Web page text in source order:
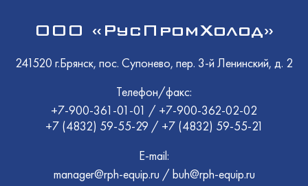
ООО «РусПромХолод»
241520 г.Брянск, пос. Супонево, пер. 3-й Ленинский, д. 2
Телефон/факс:
+7-900-361-01-01 / +7-900-362-02-02
+7 (4832) 59-55-29 / +7 (4832) 59-55-21
E-mail:
manager@rph-equip.ru / buh@rph-equip.ru